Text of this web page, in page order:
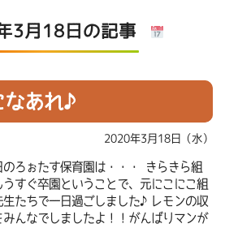
3月18日の記事
なあれ♪
2020年3月18日（水）
のろぉたす保育園は・・・ きらきら組
うすぐ卒園ということで、元にこにこ組
生たちで一日過ごしました♪レモンの収
みんなでしましたよ！！がんばりマンが